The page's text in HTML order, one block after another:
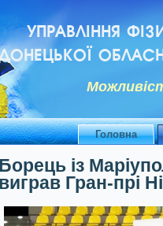
УПРАВЛІННЯ
Головна
Борець із
виграв Гран-прі